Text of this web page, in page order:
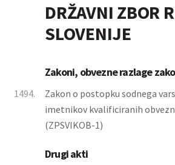
DRŽAVNI ZBOR
SLOVENIJE
Zakoni, obvezne razlage
1494.
Zakon o postopku sodnega
imetnikov kvalificiranih
(ZPSVIKOB-1)
Drugi akti